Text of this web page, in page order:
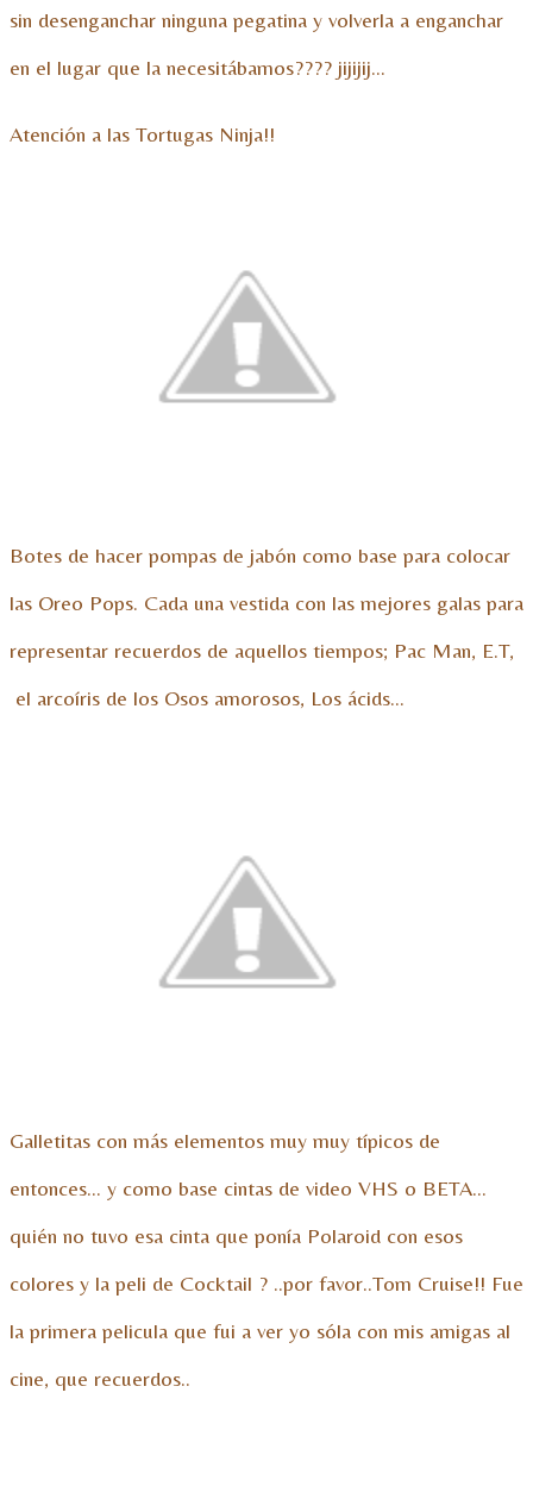
sin desenganchar ninguna pegatina y volverla a enganchar
en el lugar que la necesitábamos???? jijijij…
Atención a las Tortugas Ninja!!
Botes de hacer pompas de jabón como base para colocar
las Oreo Pops. Cada una vestida con las mejores galas para
representar recuerdos de aquellos tiempos; Pac Man, E.T,
el arcoíris de los Osos amorosos, Los ácids…
Galletitas con más elementos muy muy típicos de
entonces… y como base cintas de video VHS o BETA…
quién no tuvo esa cinta que ponía Polaroid con esos
colores y la peli de Cocktail ? ..por favor..Tom Cruise!! Fue
la primera pelicula que fui a ver yo sóla con mis amigas al
cine, que recuerdos..